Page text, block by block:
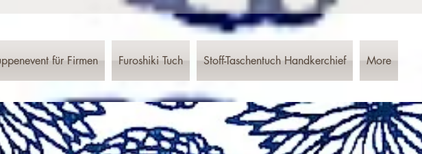
für Firmen Furoshiki Tuch Stoff-Taschentuch Handkerchief More